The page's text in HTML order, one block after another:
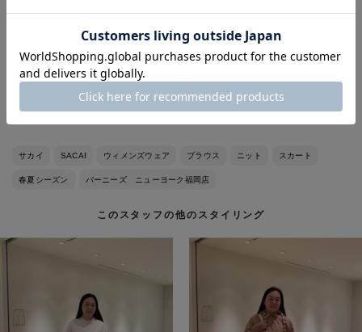
プルオーバー（size：2着用）
スカート（size：1着用）
サカイ SACAI ウィメンズウェア ブラウス ニット スカート
春夏シーズン バーニーズ ニューヨーク福岡店
このスタッフの他のスタイリング